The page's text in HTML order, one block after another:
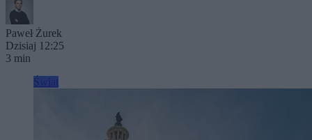
Paweł Żurek
Dzisiaj 12:25
3 min